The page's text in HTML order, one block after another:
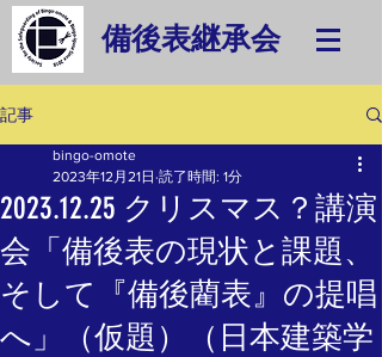
備後表継承会
記事
2023.12.25 クリスマス？講演
会「備後表の現状と課題、
そして『備後藺表』の提唱
へ」（仮題）（日本建築学
bingo-omote
2023年12月21日 読了時間: 1分